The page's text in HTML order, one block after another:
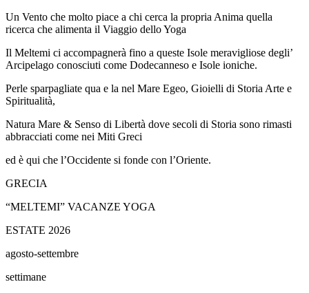
Un Vento che molto piace a chi cerca la propria Anima quella
ricerca che alimenta il Viaggio dello Yoga
Il Meltemi ci accompagnerà fino a queste Isole meravigliose degli’
Arcipelago conosciuti come Dodecanneso e Isole ioniche.
Perle sparpagliate qua e la nel Mare Egeo, Gioielli di Storia Arte e
Spiritualità,
Natura Mare & Senso di Libertà dove secoli di Storia sono rimasti
abbracciati come nei Miti Greci
ed è qui che l’Occidente si fonde con l’Oriente.
GRECIA
“MELTEMI” VACANZE YOGA
ESTATE 2026
agosto-settembre
settimane